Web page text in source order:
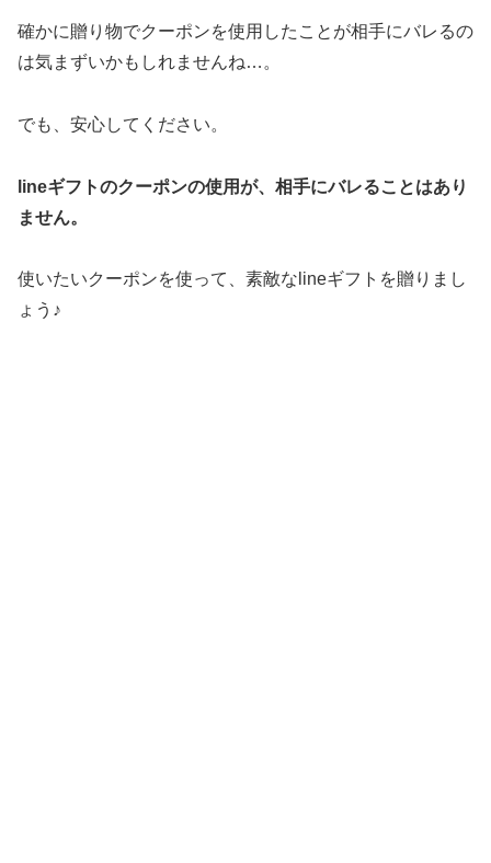
確かに贈り物でクーポンを使用したことが相手にバレるの
は気まずいかもしれませんね…。
でも、安心してください。
lineギフトのクーポンの使用が、相手にバレることはあり
ません。
使いたいクーポンを使って、素敵なlineギフトを贈りまし
ょう♪